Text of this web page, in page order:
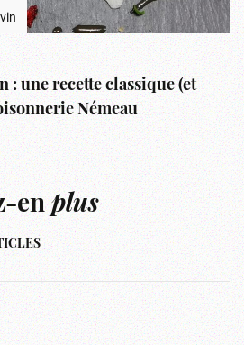
: une recette classique (et
Némeau
enplus